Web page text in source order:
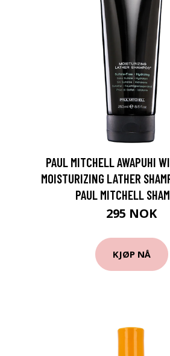
PAUL MITCHELL AWAPUHI
MOISTURIZING LATHER
PAUL MITCHELL
295 NOK
KJØP NÅ